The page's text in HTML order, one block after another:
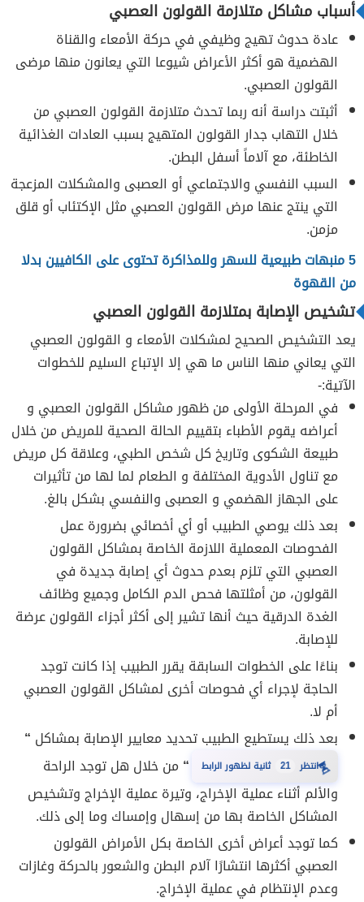
أسباب مشاكل متلازمة القولون العصبي
عادة حدوث تهيج وظيفي في حركة الأمعاء والقناة
الهضمية هو أكثر الأعراض شيوعا التي يعانون منها مرضى
القولون العصبي.
أثبتت دراسة أنه ربما تحدث متلازمة القولون العصبي من
خلال التهاب جدار القولون المتهيج بسبب العادات الغذائية
الخاطئة، مع آلاماً أسفل البطن.
السبب النفسي والاجتماعي أو العصبى والمشكلات المزعجة
التي ينتج عنها مرض القولون العصبي مثل الإكتئاب أو قلق
مزمن.
5 منبهات طبيعية للسهر وللمذاكرة تحتوى على الكافيين بدلا
من القهوة
تشخيص الإصابة بمتلازمة القولون العصبي
يعد التشخيص الصحيح لمشكلات الأمعاء و القولون العصبي
التي يعاني منها الناس ما هي إلا الإتباع السليم للخطوات
الآتية:-
في المرحلة الأولى من ظهور مشاكل القولون العصبي و
أعراضه يقوم الأطباء بتقييم الحالة الصحية للمريض من خلال
طبيعة الشكوى وتاريخ كل شخص الطبي، وعلاقة كل مريض
مع تناول الأدوية المختلفة و الطعام لما لها من تأثيرات
على الجهاز الهضمي و العصبى والنفسي بشكل بالغ.
بعد ذلك يوصي الطبيب أو أي أخصائي بضرورة عمل
الفحوصات المعملية اللازمة الخاصة بمشاكل القولون
العصبي التي تلزم بعدم حدوث أي إصابة جديدة في
القولون، من أمثلتها فحص الدم الكامل وجميع وظائف
الغدة الدرقية حيث أنها تشير إلى أكثر أجزاء القولون عرضة
للإصابة.
بناءًا على الخطوات السابقة يقرر الطبيب إذا كانت توجد
الحاجة لإجراء أي فحوصات أخرى لمشاكل القولون العصبي
أم لا.
بعد ذلك يستطيع الطبيب تحديد معايير الإصابة بمشاكل “
⏳انتظر 21 ثانية لظهور الرابط “ من خلال هل توجد الراحة
والألم أثناء عملية الإخراج، وتيرة عملية الإخراج وتشخيص
المشاكل الخاصة بها من إسهال وإمساك وما إلى ذلك.
كما توجد أعراض أخرى الخاصة بكل الأمراض القولون
العصبي أكثرها انتشارًا آلام البطن والشعور بالحركة وغازات
وعدم الإنتظام في عملية الإخراج.